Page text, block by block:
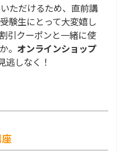
ただけるため、直前講
験生にとって大変嬉し
引クーポンと一緒に使
。 オンラインショップ
逃しなく！